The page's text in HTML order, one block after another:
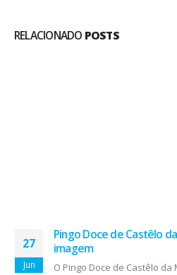
RELACIONADO POSTS
27
Jun
Pingo Doce de Castêlo
imagem
O Pingo Doce de Castêlo